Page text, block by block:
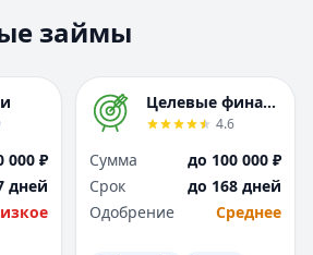
Набережные Челны
Нижний Новгород
Новокузнецк
Новосибирск
Омск
Набережные
Нижний Новгород
Новокузнецк
Новосибирск
Омск
Оренбург
займы
000 ₽
дней
Целевые финансы
4.6
Сумма
до 100 000 ₽
Срок
до 168 дней
Одобрение
Среднее